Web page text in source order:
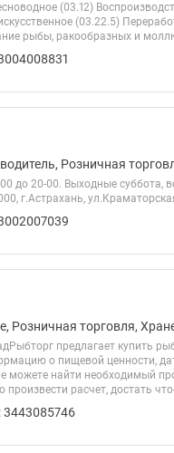
(03.12)
(03.22.5)
рыбы, ракообразных и
Розничная
до 20-00. Выходные суббота,
г.Астрахань,
Розничная торговля,
предлагает купить
о пищевой ценности,
можете найти необходимый
расчет, достать
3443085746